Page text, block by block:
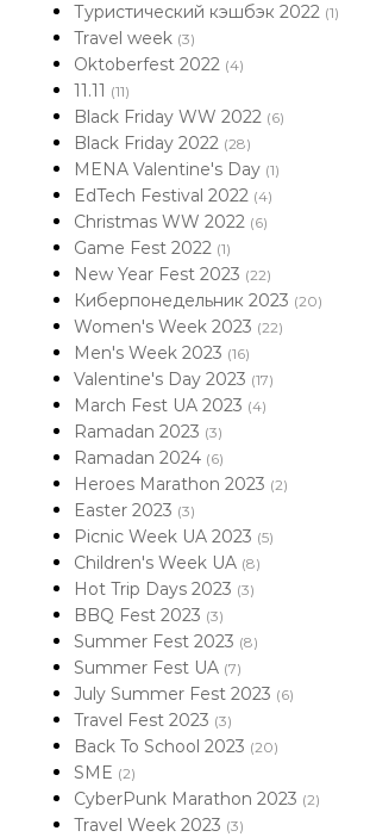
Туристический кэшбэк 2022 (1)
Travel week (3)
Oktoberfest 2022 (4)
11.11 (11)
Black Friday WW 2022 (6)
Black Friday 2022 (28)
MENA Valentine's Day (1)
EdTech Festival 2022 (4)
Christmas WW 2022 (6)
Game Fest 2022 (1)
New Year Fest 2023 (22)
Киберпонедельник 2023 (20)
Women's Week 2023 (22)
Men's Week 2023 (16)
Valentine's Day 2023 (17)
March Fest UA 2023 (4)
Ramadan 2023 (3)
Ramadan 2024 (6)
Heroes Marathon 2023 (2)
Easter 2023 (3)
Picnic Week UA 2023 (5)
Children's Week UA (8)
Hot Trip Days 2023 (3)
BBQ Fest 2023 (3)
Summer Fest 2023 (8)
Summer Fest UA (7)
July Summer Fest 2023 (6)
Travel Fest 2023 (3)
Back To School 2023 (20)
SME (2)
CyberPunk Marathon 2023 (2)
Travel Week 2023 (3)